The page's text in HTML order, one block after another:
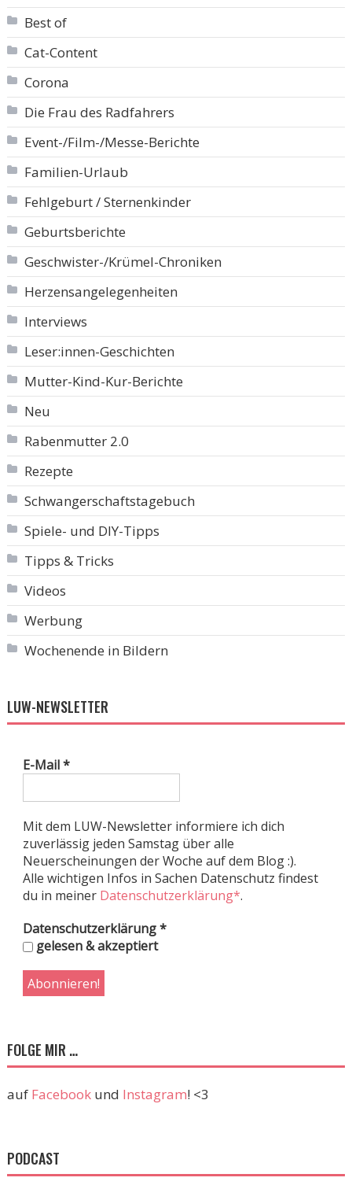
Best of
Cat-Content
Corona
Die Frau des Radfahrers
Event-/Film-/Messe-Berichte
Familien-Urlaub
Fehlgeburt / Sternenkinder
Geburtsberichte
Geschwister-/Krümel-Chroniken
Herzensangelegenheiten
Interviews
Leser:innen-Geschichten
Mutter-Kind-Kur-Berichte
Neu
Rabenmutter 2.0
Rezepte
Schwangerschaftstagebuch
Spiele- und DIY-Tipps
Tipps & Tricks
Videos
Werbung
Wochenende in Bildern
LUW-NEWSLETTER
E-Mail*
Mit dem LUW-Newsletter informiere ich dich
zuverlässig jeden Samstag über alle
Neuerscheinungen der Woche auf dem Blog :).
Alle wichtigen Infos in Sachen Datenschutz findest
du in meiner Datenschutzerklärung*.
Datenschutzerklärung*
gelesen & akzeptiert
FOLGE MIR …
auf Facebookund Instagram! <3
PODCAST